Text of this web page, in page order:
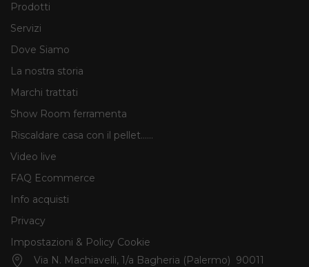
Prodotti
Servizi
Dove Siamo
La nostra storia
Marchi trattati
Show Room ferramenta
Riscaldare casa con il pellet......
Video live
FAQ Ecommerce
Info acquisti
Privacy
Impostazioni & Policy Cookie
Via N. Machiavelli, 1/a Bagheria (Palermo) 90011